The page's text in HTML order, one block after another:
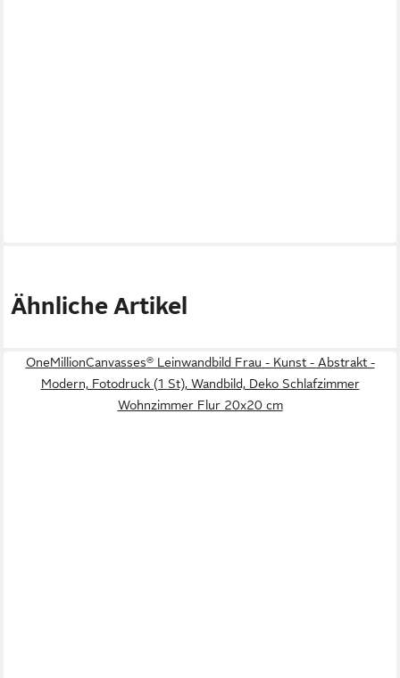
Ähnliche Artikel
OneMillionCanvasses® Leinwandbild Frau - Kunst - Abstrakt -
Modern, Fotodruck (1 St), Wandbild, Deko Schlafzimmer
Wohnzimmer Flur 20x20 cm